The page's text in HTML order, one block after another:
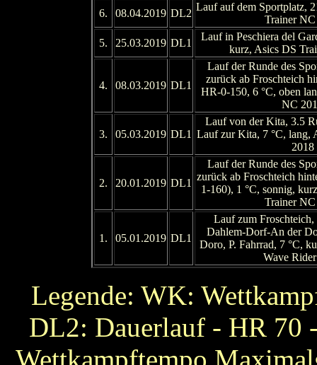
6.
08.04.2019 DL2
Lauf auf dem Sportplatz,
Trainer
5.
25.03.2019 DL1
Lauf in Peschiera del
kurz, Asics DS
4. 08.03.2019 DL1
Lauf der Runde des
zurück ab Froschteich
HR-0-150, 6 °C, oben
NC
3. 05.03.2019 DL1
Lauf von der Kita, 3.5
Lauf zur Kita, 7 °C, lang,
2018
2. 20.01.2019 DL1
Lauf der Runde des
zurück ab Froschteich
1-160), 1 °C, sonnig,
Trainer
1. 05.01.2019 DL1
Lauf zum
Dahlem-Dorf-An der
Doro, P. Fahrrad, 7 °C,
Wave
Legende: WK:
DL2: Dauerlauf - HR